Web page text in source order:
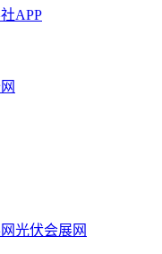
APP
光伏会展网